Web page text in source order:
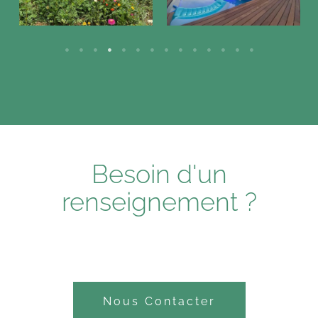
Besoin d'un
renseignement ?
Nous Contacter